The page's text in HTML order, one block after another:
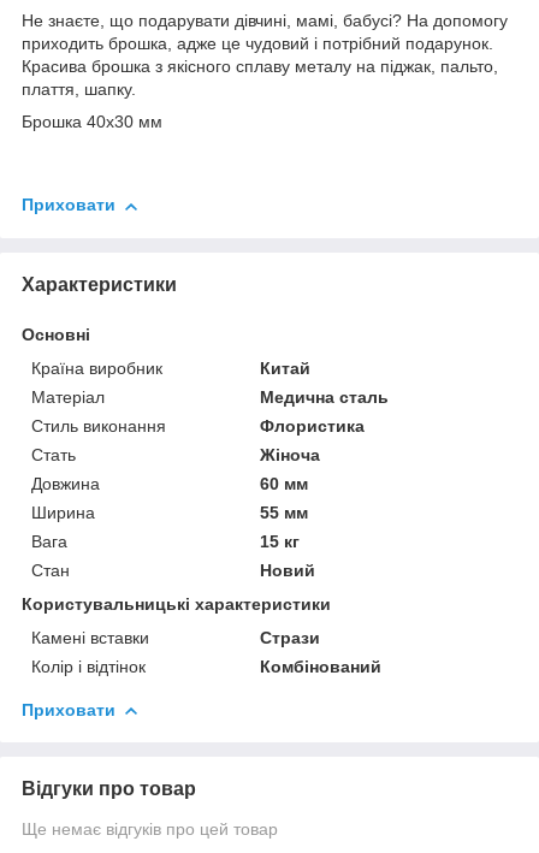
Не знаєте, що подарувати дівчині, мамі, бабусі? На допомогу
приходить брошка, адже це чудовий і потрібний подарунок.
Красива брошка з якісного сплаву металу на піджак, пальто,
плаття, шапку.
Брошка 40х30 мм
Приховати
Характеристики
Основні
Країна виробник
Китай
Матеріал
Медична сталь
Стиль виконання
Флористика
Стать
Жіноча
Довжина
60 мм
Ширина
55 мм
Вага
15 кг
Стан
Новий
Користувальницькі характеристики
Камені вставки
Стрази
Колір і відтінок
Комбінований
Приховати
Відгуки про товар
Ще немає відгуків про цей товар